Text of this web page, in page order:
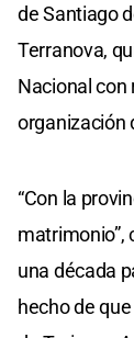
de Santiago
Terranova,
Nacional con
organización
“Con la
matrimonio”,
una década
hecho de